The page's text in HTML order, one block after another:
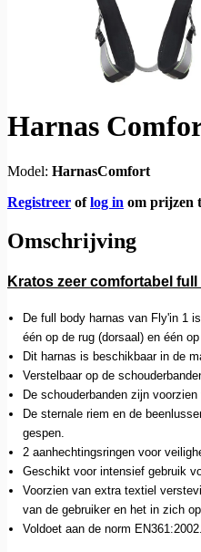
Harnas
Model: HarnasComfort
Registreer oflog in om prijzen
Omschrijving
Kratos zeer comfortabel
De full body harnas van Fly'in 1
één op de rug (dorsaal) en één
Dit harnas is beschikbaar in de
Verstelbaar op de
De schouderbanden zijn voorzien
De sternale riem en de
gespen.
2 aanhechtingsringen voor
Geschikt voor intensief gebruik
Voorzien van extra textiel
van de gebruiker en het in zich
Voldoet aan de norm EN361:2002.